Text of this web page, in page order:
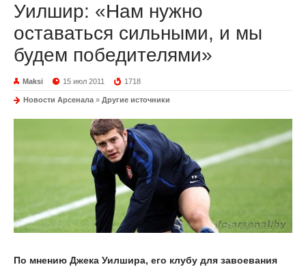
Уилшир: «Нам нужно
оставаться сильными, и мы
будем победителями»
Maksi 15 июл 2011 1718
Новости Арсенала » Другие источники
По мнению Джека Уилшира, его клубу для завоевания